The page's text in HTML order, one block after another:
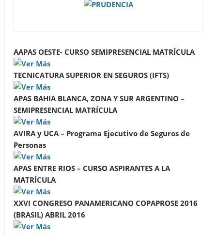
AAPAS OESTE- CURSO SEMIPRESENCIAL MATRÍCULA
TECNICATURA SUPERIOR EN SEGUROS (IFTS)
APAS BAHIA BLANCA, ZONA Y SUR ARGENTINO –
SEMIPRESENCIAL MATRÍCULA
AVIRA y UCA – Programa Ejecutivo de Seguros de
Personas
APAS ENTRE RIOS – CURSO ASPIRANTES A LA
MATRÍCULA
XXVI CONGRESO PANAMERICANO COPAPROSE 2016
(BRASIL) ABRIL 2016